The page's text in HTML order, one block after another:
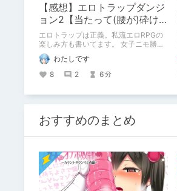
【感想】エロトラップダンジ
ョン2【当たって(腰が)砕け
ろ(意味深)なRPG】
エロトラップは正義。私流エロRPGの
楽しみ方も書いてます。 女子ニモ勝テ
ズさんのエロトラップダンジョン2の感
想記事です。 他にも感想記事を書いて
ますので良かったらどうぞです！
わたしです
8
2 6分
おすすめのまとめ